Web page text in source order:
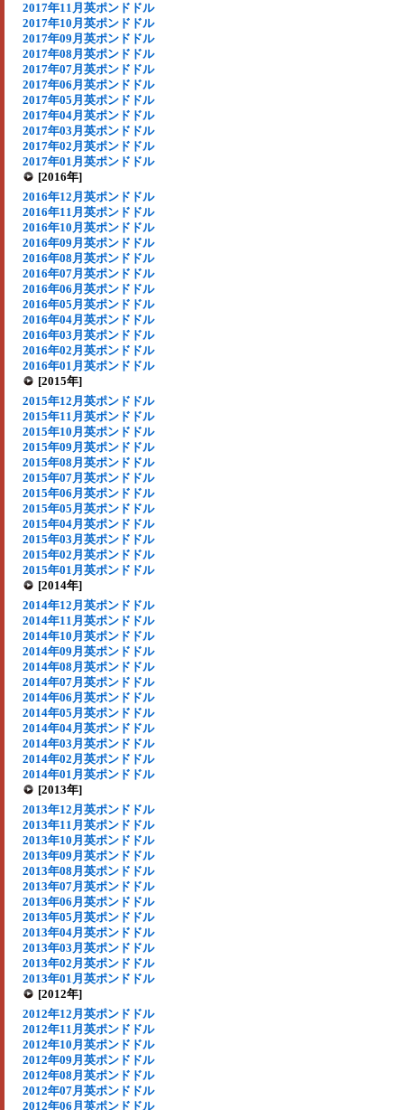
2017年11月英ポンドドル
2017年10月英ポンドドル
2017年09月英ポンドドル
2017年08月英ポンドドル
2017年07月英ポンドドル
2017年06月英ポンドドル
2017年05月英ポンドドル
2017年04月英ポンドドル
2017年03月英ポンドドル
2017年02月英ポンドドル
2017年01月英ポンドドル
[2016年]
2016年12月英ポンドドル
2016年11月英ポンドドル
2016年10月英ポンドドル
2016年09月英ポンドドル
2016年08月英ポンドドル
2016年07月英ポンドドル
2016年06月英ポンドドル
2016年05月英ポンドドル
2016年04月英ポンドドル
2016年03月英ポンドドル
2016年02月英ポンドドル
2016年01月英ポンドドル
[2015年]
2015年12月英ポンドドル
2015年11月英ポンドドル
2015年10月英ポンドドル
2015年09月英ポンドドル
2015年08月英ポンドドル
2015年07月英ポンドドル
2015年06月英ポンドドル
2015年05月英ポンドドル
2015年04月英ポンドドル
2015年03月英ポンドドル
2015年02月英ポンドドル
2015年01月英ポンドドル
[2014年]
2014年12月英ポンドドル
2014年11月英ポンドドル
2014年10月英ポンドドル
2014年09月英ポンドドル
2014年08月英ポンドドル
2014年07月英ポンドドル
2014年06月英ポンドドル
2014年05月英ポンドドル
2014年04月英ポンドドル
2014年03月英ポンドドル
2014年02月英ポンドドル
2014年01月英ポンドドル
[2013年]
2013年12月英ポンドドル
2013年11月英ポンドドル
2013年10月英ポンドドル
2013年09月英ポンドドル
2013年08月英ポンドドル
2013年07月英ポンドドル
2013年06月英ポンドドル
2013年05月英ポンドドル
2013年04月英ポンドドル
2013年03月英ポンドドル
2013年02月英ポンドドル
2013年01月英ポンドドル
[2012年]
2012年12月英ポンドドル
2012年11月英ポンドドル
2012年10月英ポンドドル
2012年09月英ポンドドル
2012年08月英ポンドドル
2012年07月英ポンドドル
2012年06月英ポンドドル